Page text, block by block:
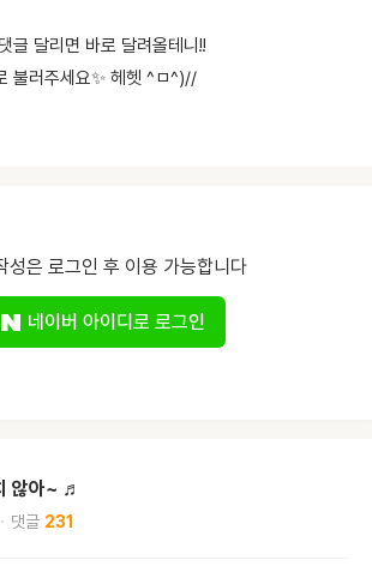
글 달리면 바로 달려올테니!!
불러주세요✨ 헤헷 ^ㅁ^)//
성은 로그인 후 이용 가능합니다
네이버 아이디로 로그인
않아~ ♬
231